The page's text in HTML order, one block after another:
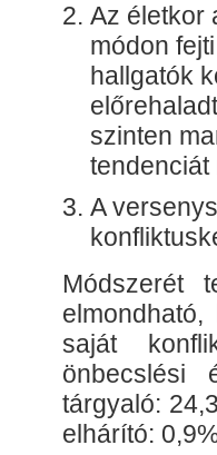
Az életkor
módon
hallgatók
szinten
tendenciát
A
Módszerét
saját
önbecslési
tárgyaló:
elhárító: